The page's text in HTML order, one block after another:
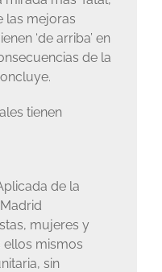
las mejoras
‘de arriba’ en
de la
tienen
de la
mujeres y
ellos mismos
sin